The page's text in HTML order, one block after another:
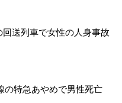
送列車で女性の人身事故
特急あやめで男性死亡